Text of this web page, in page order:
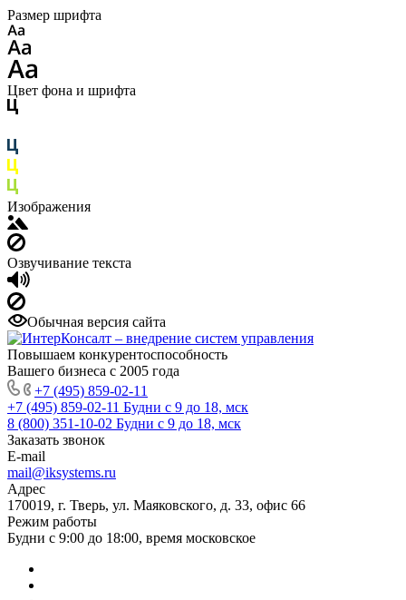
Размер шрифта
Цвет фона и шрифта
Изображения
Озвучивание текста
Обычная версия сайта
Повышаем конкурентоспособность
Вашего бизнеса с 2005 года
+7 (495) 859-02-11
+7 (495) 859-02-11 Будни с 9 до 18, мск
8 (800) 351-10-02 Будни с 9 до 18, мск
Заказать звонок
E-mail
mail@iksystems.ru
Адрес
170019, г. Тверь, ул. Маяковского, д. 33, офис 66
Режим работы
Будни с 9:00 до 18:00, время московское